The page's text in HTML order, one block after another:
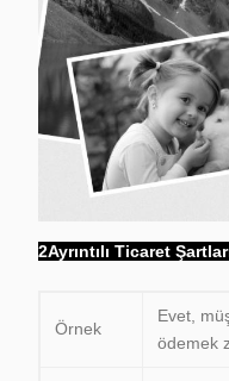
2Ayrıntılı Ticaret
Örnek
Evet,
ödemek